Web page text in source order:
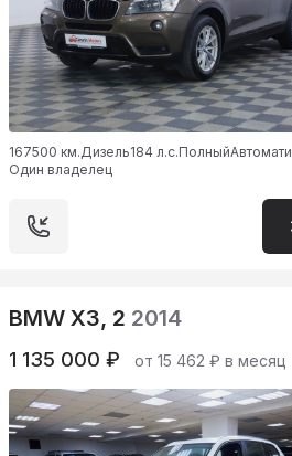
167500 км. Дизель184 л.с.Полный
Один владелец
BMW X3, 2 2014
1 135 000 ₽ от 15 462 ₽ в месяц